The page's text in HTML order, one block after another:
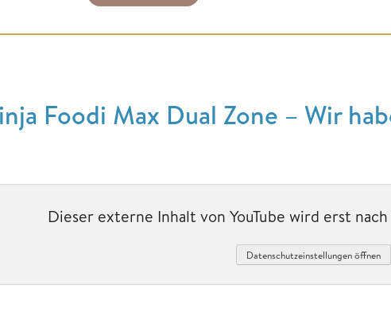
Foodi Max Dual Zone – Wir
Dieser externe Inhalt von YouTube wird erst
Datenschutzeinstellungen öffnen